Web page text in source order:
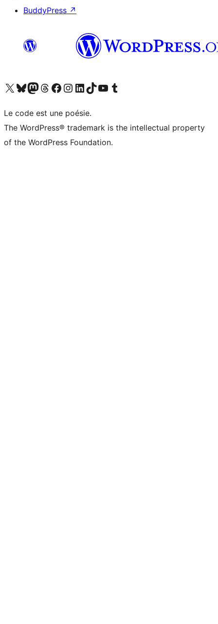
BuddyPress ↗
Visitez notre compte X (précédemment Twitter)
Visiter notre compte Bluesky
Visiter notre compte Mastodon
Visiter notre compte Threads
Consulter notre compte Facebook
Consulter notre compte Instagram
Consulter notre compte LinkedIn
Visiter notre compte TokTok
Visiter notre chaîne YouTube
Visiter notre compte Tumblr
Le code est une poésie.
The WordPress® trademark is the intellectual property
of the WordPress Foundation.